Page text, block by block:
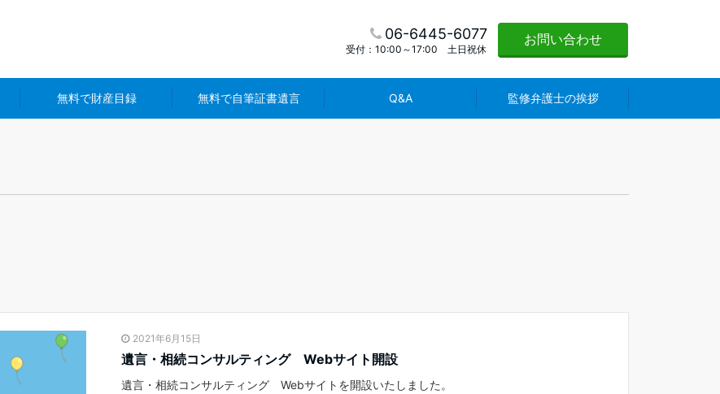
06-6445-6077
受付：10:00～17:00 土日祝休
お問い合わせ
無料で財産目録 無料で自筆証書遺言 Q&A 監修弁護士の挨拶
2021年6月15日
遺言・相続コンサルティング Webサイト開設
遺言・相続コンサルティング Webサイトを開設いたしました。